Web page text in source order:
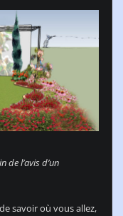
de l’avis d’un
savoir où vous allez,